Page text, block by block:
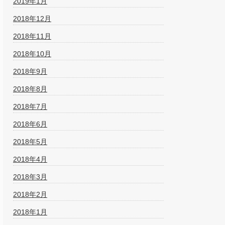
2018年12月
2018年11月
2018年10月
2018年9月
2018年8月
2018年7月
2018年6月
2018年5月
2018年4月
2018年3月
2018年2月
2018年1月